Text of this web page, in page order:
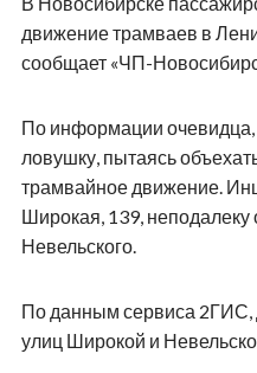
движение трамваев в
сообщает «ЧП-
По информации очевидца,
ловушку, пытаясь
трамвайное движение.
Широкая, 139, неподалеку
Невельского.
По данным сервиса 2ГИС,
улиц Широкой и